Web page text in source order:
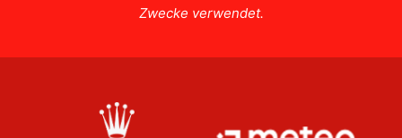
Zwecke verwendet.